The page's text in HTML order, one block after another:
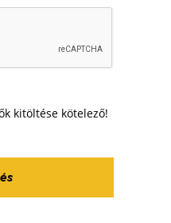
kitöltése kötelező!